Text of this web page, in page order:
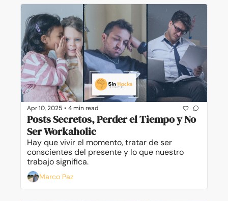
Apr 10, 2025 • 4 min read
Posts Secretos, Perder el Tiempo y No
Ser Workaholic
Hay que vivir el momento, tratar de ser
conscientes del presente y lo que nuestro
trabajo significa.
Marco Paz